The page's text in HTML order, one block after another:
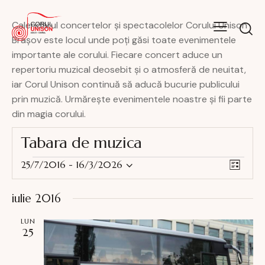
Calendarul concertelor și spectacolelor Corului Unison
Brașov este locul unde poți găsi toate evenimentele
importante ale corului. Fiecare concert aduce un
repertoriu muzical deosebit și o atmosferă de neuitat,
iar Corul Unison continuă să aducă bucurie publicului
prin muzică. Urmărește evenimentele noastre și fii parte
din magia corului.
Tabara de muzica
N
a
v
g
a
r
N
a
g
a
r
L
i
s
ă
25/7/2016 - 16/3/2026
S
l
e
c
iulie 2016
LUN
25